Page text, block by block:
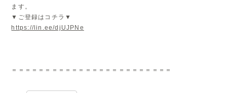
ます。
▼ご登録はコチラ▼
https://lin.ee/djUJPNe
＝＝＝＝＝＝＝＝＝＝＝＝＝＝＝＝＝＝＝＝＝＝＝＝